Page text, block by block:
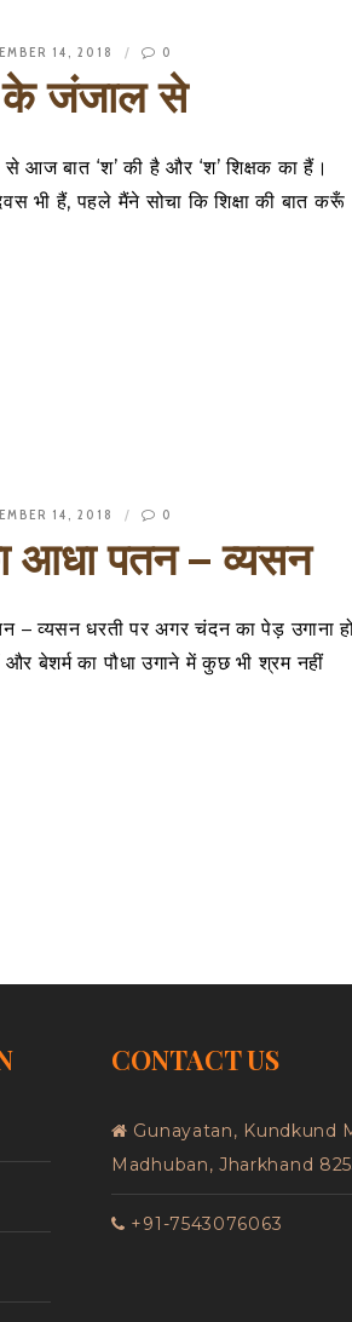
14, 2018 0
जंजाल से
बात ‘श’ की है और ‘श’ शिक्षक का हैं।
भी हैं, पहले मैंने सोचा कि शिक्षा की बात करूँ
14, 2018 0
आधा पतन – व्यसन
– व्यसन धरती पर अगर चंदन का पेड़ उगाना
और बेशर्म का पौधा उगाने में कुछ भी श्रम नहीं
CONTACT US
Gunayatan, Kundkund
Madhuban, Jharkhand
+91-7543076063